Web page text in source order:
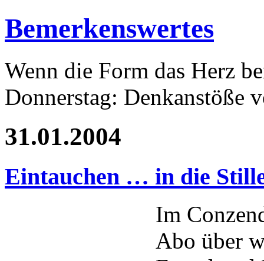
Bemerkenswertes
Wenn die Form das Herz
Donnerstag: Denkanstöße
31.01.2004
Eintauchen … in die
Im
Abo über